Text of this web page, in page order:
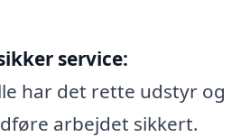
service:
har det rette udstyr og
arbejdet sikkert.